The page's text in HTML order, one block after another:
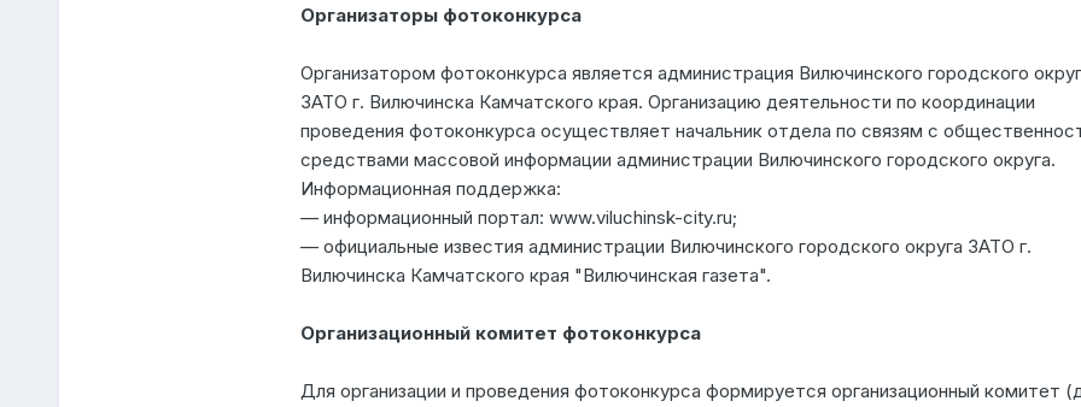
Организаторы фотоконкурса
Организатором фотоконкурса является администрация Вилючинского городского
ЗАТО г. Вилючинска Камчатского края. Организацию деятельности по координации
проведения фотоконкурса осуществляет начальник отдела по связям с
средствами массовой информации администрации Вилючинского городского округа.
Информационная поддержка:
— информационный портал: www.viluchinsk-city.ru;
— официальные известия администрации Вилючинского городского округа ЗАТО г.
Вилючинска Камчатского края "Вилючинская газета".
Организационный комитет фотоконкурса
Для организации и проведения фотоконкурса формируется организационный комитет